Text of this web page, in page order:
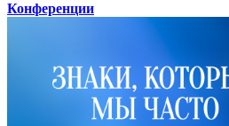
Конференции